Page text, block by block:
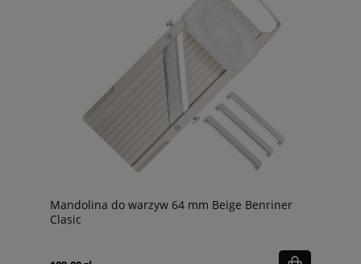
Mandolina do warzyw 64 mm Beige Benriner
Clasic